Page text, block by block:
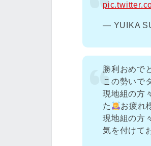
— YUIKA
勝利おめで
この勢いで
現地組の方
た
お疲れ
現地組の方
気を付けて